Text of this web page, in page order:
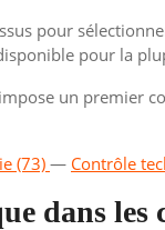
pour
pour la
un premier
(73) — Contrôle
dans les